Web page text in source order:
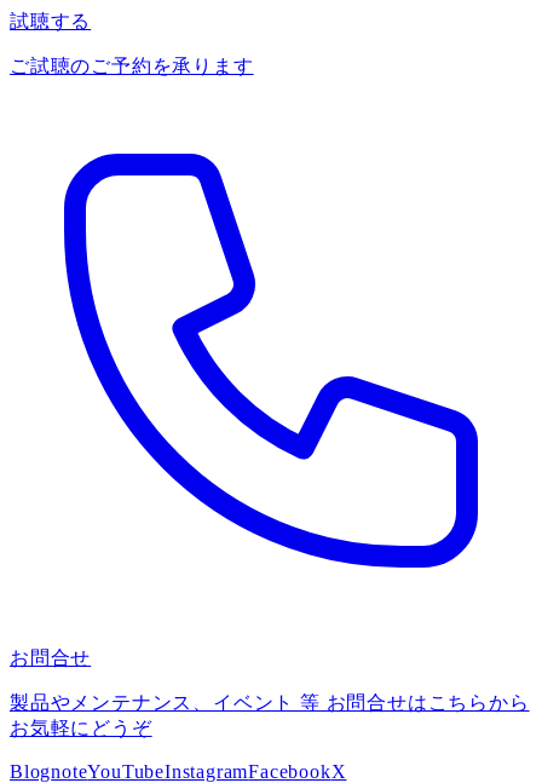
試聴する
ご試聴のご予約を承ります
お問合せ
製品やメンテナンス、イベント 等 お問合せはこちらから
お気軽にどうぞ
BlognoteYouTubeInstagramFacebookX